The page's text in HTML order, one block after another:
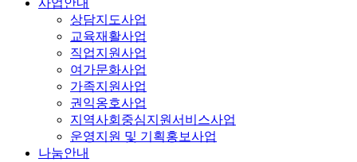
사업안내
상담지도사업
교육재활사업
직업지원사업
여가문화사업
가족지원사업
권익옹호사업
지역사회중심지원서비스사업
운영지원 및 기획홍보사업
나눔안내